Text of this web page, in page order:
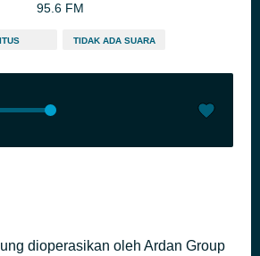
95.6 FM
TIDAK ADA SUARA
dioperasikan oleh Ardan Group